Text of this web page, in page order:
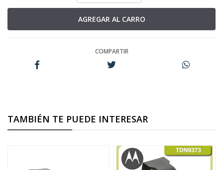
COMPARTIR
TAMBIÉN TE PUEDE INTERESAR